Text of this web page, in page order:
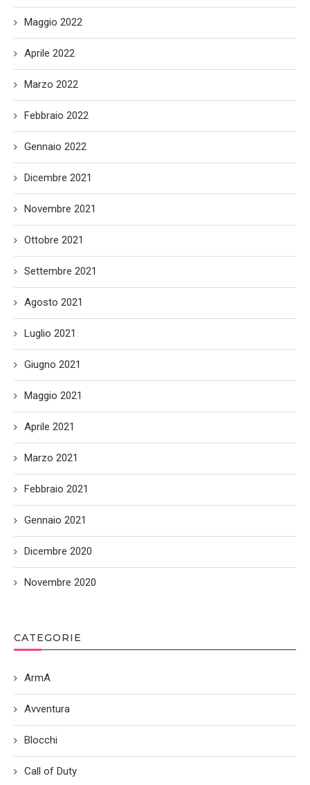
Maggio 2022
Aprile 2022
Marzo 2022
Febbraio 2022
Gennaio 2022
Dicembre 2021
Novembre 2021
Ottobre 2021
Settembre 2021
Agosto 2021
Luglio 2021
Giugno 2021
Maggio 2021
Aprile 2021
Marzo 2021
Febbraio 2021
Gennaio 2021
Dicembre 2020
Novembre 2020
CATEGORIE
ArmA
Avventura
Blocchi
Call of Duty